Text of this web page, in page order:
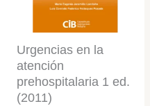
Urgencias en la
atención
prehospitalaria 1 ed.
(2011)